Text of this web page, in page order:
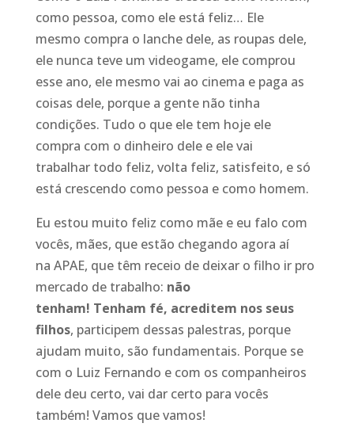
como pessoa, como ele está feliz… Ele
mesmo compra o lanche dele, as roupas dele,
ele nunca teve um videogame, ele comprou
esse ano, ele mesmo vai ao cinema e paga as
coisas dele, porque a gente não tinha
condições. Tudo o que ele tem hoje ele
compra com o dinheiro dele e ele vai
trabalhar todo feliz, volta feliz, satisfeito, e só
está crescendo como pessoa e como homem.
Eu estou muito feliz como mãe e eu falo com
vocês, mães, que estão chegando agora aí
na APAE, que têm receio de deixar o filho ir pro
mercado de trabalho: não
tenham! Tenham fé, acreditem nos seus
filhos, participem dessas palestras, porque
ajudam muito, são fundamentais. Porque se
com o Luiz Fernando e com os companheiros
dele deu certo, vai dar certo para vocês
também! Vamos que vamos!